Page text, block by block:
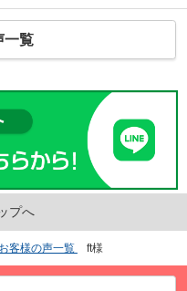
一覧
プへ
お客様の声一覧 ft様